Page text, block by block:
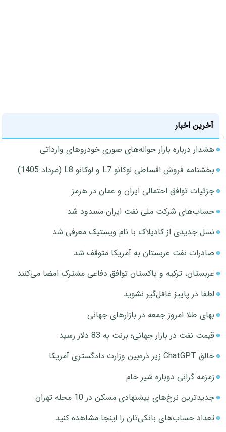
آخرین اخبار
هشدار درباره بازار حواله‌های صوری خودروهای وارداتی
بخشنامه فروش اقساطی لوکانو L7 و لوکانو L8 (مرداد 1405)
جزئیات توافق احتمالی ایران و عمان در هرمز
حساب‌های شرکت ملی نفت ایران مسدود شد
نسل جدیدی از کادیلاک با نام ویستیک معرفی شد
صادرات نفت عربستان به آمریکا متوقف شد
عربستان، ترکیه و پاکستان توافق دفاعی مشترک امضا می‌کنند
لطفا در پاییز غافل‌گیر نشوید
بهای طلا امروز جمعه در بازارهای جهانی
قیمت نفت در بازار جهانی؛ برنت به 83 دلار رسید
خالق ChatGPT زیر ذره‌بین وزارت دادگستری آمریکا
زمزمه گرانی دوباره شیر خام
جدیدترین نرخ‌های پیشنهادی مسکن در 10 محله تهران
تعداد حساب‌های بانکی‌تان را اینجا مشاهده کنید